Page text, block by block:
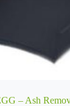
– Ash